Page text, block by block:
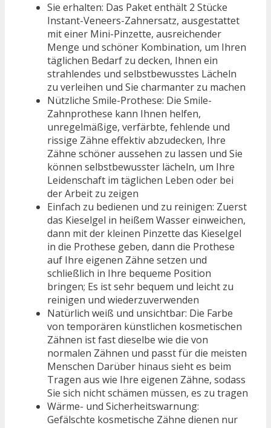
Sie erhalten: Das Paket enthält 2 Stücke
Instant-Veneers-Zahnersatz, ausgestattet
mit einer Mini-Pinzette, ausreichender
Menge und schöner Kombination, um Ihren
täglichen Bedarf zu decken, Ihnen ein
strahlendes und selbstbewusstes Lächeln
zu verleihen und Sie charmanter zu machen
Nützliche Smile-Prothese: Die Smile-
Zahnprothese kann Ihnen helfen,
unregelmäßige, verfärbte, fehlende und
rissige Zähne effektiv abzudecken, Ihre
Zähne schöner aussehen zu lassen und Sie
können selbstbewusster lächeln, um Ihre
Leidenschaft im täglichen Leben oder bei
der Arbeit zu zeigen
Einfach zu bedienen und zu reinigen: Zuerst
das Kieselgel in heißem Wasser einweichen,
dann mit der kleinen Pinzette das Kieselgel
in die Prothese geben, dann die Prothese
auf Ihre eigenen Zähne setzen und
schließlich in Ihre bequeme Position
bringen; Es ist sehr bequem und leicht zu
reinigen und wiederzuverwenden
Natürlich weiß und unsichtbar: Die Farbe
von temporären künstlichen kosmetischen
Zähnen ist fast dieselbe wie die von
normalen Zähnen und passt für die meisten
Menschen Darüber hinaus sieht es beim
Tragen aus wie Ihre eigenen Zähne, sodass
Sie sich nicht schämen müssen, es zu tragen
Wärme- und Sicherheitswarnung:
Gefälschte kosmetische Zähne dienen nur